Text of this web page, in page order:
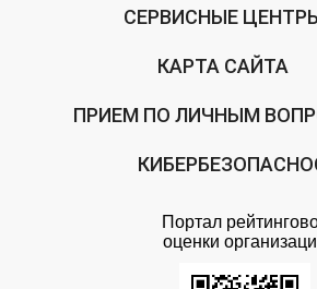
СЕРВИСНЫЕ
КАРТА САЙТА
ПРИЕМ ПО ЛИЧНЫМ
Портал
оценки